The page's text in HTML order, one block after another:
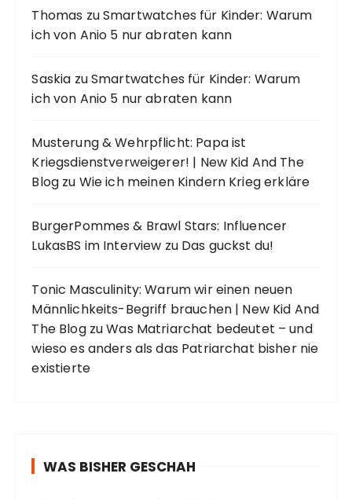
Thomas zuSmartwatches für Kinder: Warum
ich von Anio 5 nur abraten kann
Saskia zuSmartwatches für Kinder: Warum
ich von Anio 5 nur abraten kann
Musterung & Wehrpflicht: Papa ist
Kriegsdienstverweigerer! | New Kid And The
Blog zu Wie ich meinen Kindern Krieg erkläre
BurgerPommes & Brawl Stars: Influencer
LukasBS im Interview zu Das guckst du!
Tonic Masculinity: Warum wir einen neuen
Männlichkeits-Begriff brauchen | New Kid And
The BlogzuWas Matriarchat bedeutet – und
wieso es anders als das Patriarchat bisher nie
existierte
WAS BISHER GESCHAH